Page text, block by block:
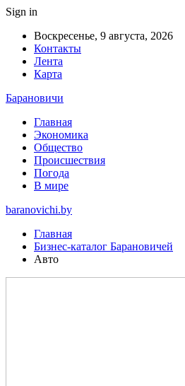
Sign in
Воскресенье, 9 августа, 2026
Контакты
Лента
Карта
Барановичи
Главная
Экономика
Общество
Происшествия
Погода
В мире
baranovichi.by
Главная
Бизнес-каталог Барановичей
Авто